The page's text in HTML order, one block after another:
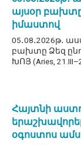
այսօր
իմաստով
05․08․2026թ․
բախտը Ձեզ
ԽՈՅ (Aries,
Հայտնի
օգոստոս